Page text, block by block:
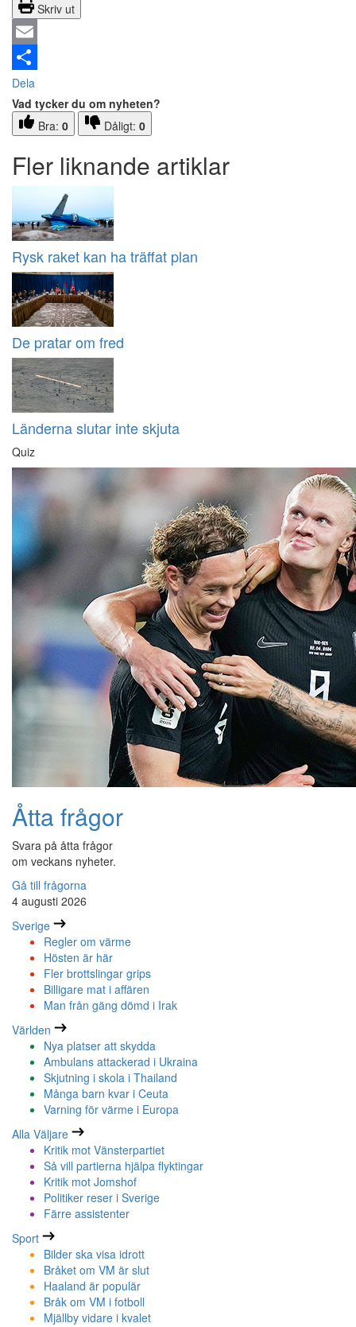
Skriv ut
Email
Dela
Vad tycker du om nyheten?
Bra: 0 Dåligt: 0
Fler liknande artiklar
Rysk raket kan ha träffat plan
De pratar om fred
Länderna slutar inte skjuta
Quiz
Åtta frågor
Svara på åtta frågor
om veckans nyheter.
Gå till frågorna
4 augusti 2026
Sverige
Regler om värme
Hösten är här
Fler brottslingar grips
Billigare mat i affären
Man från gäng dömd i Irak
Världen
Nya platser att skydda
Ambulans attackerad i Ukraina
Skjutning i skola i Thailand
Många barn kvar i Ceuta
Varning för värme i Europa
Alla Väljare
Kritik mot Vänsterpartiet
Så vill partierna hjälpa flyktingar
Kritik mot Jomshof
Politiker reser i Sverige
Färre assistenter
Sport
Bilder ska visa idrott
Bråket om VM är slut
Haaland är populär
Bråk om VM i fotboll
Mjällby vidare i kvalet